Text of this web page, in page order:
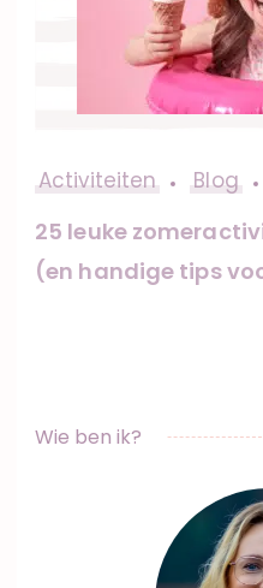
Activiteiten Blog
25 leuke
(en handige tips
Wie ben ik?